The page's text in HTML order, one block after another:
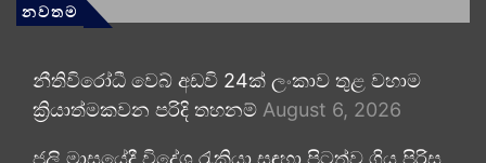
නවතම
නීතිවිරෝධී වෙබ් අඩවි 24ක් ලංකාව තුළ වහාම
ක්‍රියාත්මකවන පරිදි තහනම් August 6, 2026
ජූලි මාසයේදී විදේශ රැකියා සඳහා පිටත්ව ගිය පිරිස